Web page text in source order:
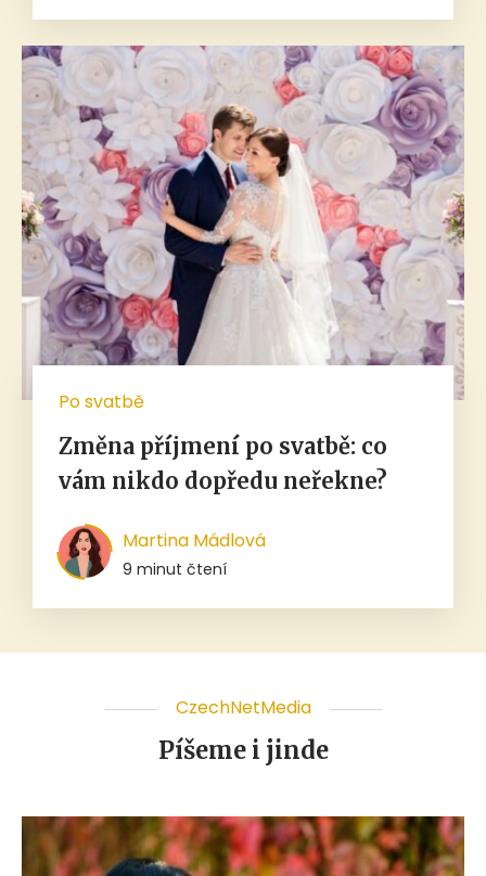
Po svatbě
Změna příjmení po svatbě: co
vám nikdo dopředu neřekne?
Martina Mádlová
9 minut čtení
CzechNetMedia
Píšeme i jinde